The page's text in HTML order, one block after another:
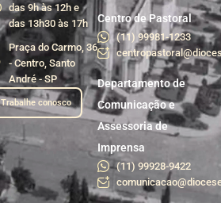
das 9h às 12h e
das 13h30 às 17h
Praça do Carmo, 36
- Centro, Santo
André - SP
Trabalhe conosco
Centro de Pastoral
(11) 99981-1233
Departamento de
Comunicação e
Assessoria de
Imprensa
(11) 99928-9422